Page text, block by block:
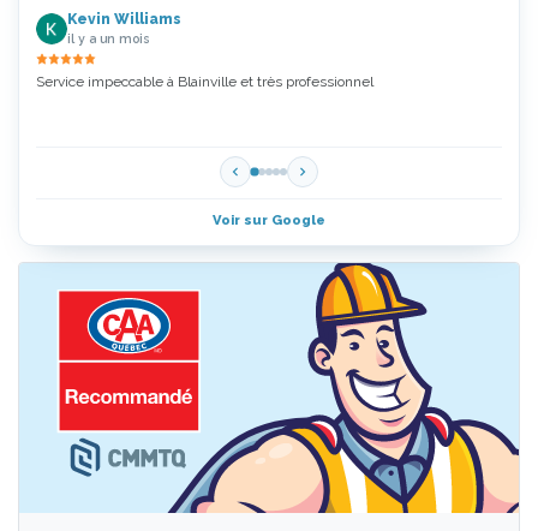
Kevin Williams
il y a un mois
Service impeccable à Blainville et très professionnel
Voir sur Google